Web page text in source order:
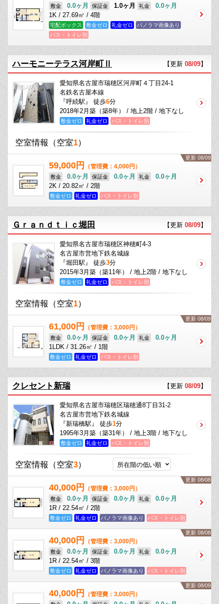
敷金 0.0ヶ月 保証金 1.0ヶ月 礼金
0.0ヶ月
1K / 27.69㎡ / 4階
宅配ボックス 敷金ゼロ 礼金ゼロ
パノラマ画像あり
バス・トイレ別
ハーモニーテラス河岸町Ⅱ 【更新 08/09】
愛知県名古屋市瑞穂区河岸町４丁目24-1
名鉄名古屋本線
『呼続駅』 徒歩6分
2018年2月築（築8年） / 地上2階 / 地下なし
敷金ゼロ 礼金ゼロ バス・トイレ別
空室情報 （空室1）
更新 08/09
59,000円 （管理費：4,000円）
敷金 0.0ヶ月 保証金 0.0ヶ月 礼金
0.0ヶ月
2K / 20.82㎡ / 2階
敷金ゼロ 礼金ゼロ バス・トイレ別
Ｇｒａｎｄｔｉｃ堀田 【更新 08/09】
愛知県名古屋市瑞穂区神穂町4-3
名古屋市営地下鉄名城線
『堀田駅』 徒歩3分
2015年3月築（築11年） / 地上2階 / 地下なし
敷金ゼロ 礼金ゼロ バス・トイレ別
空室情報 （空室1）
更新 08/09
61,000円 （管理費：3,000円）
敷金 0.0ヶ月 保証金 0.0ヶ月 礼金
0.0ヶ月
1LDK / 31.26㎡ / 1階
敷金ゼロ 礼金ゼロ バス・トイレ別
クレセント新瑞 【更新 08/09】
愛知県名古屋市瑞穂区瑞穂通8丁目31-2
名古屋市営地下鉄名城線
『新瑞橋駅』 徒歩1分
1995年3月築（築31年） / 地上3階 / 地下なし
敷金ゼロ 礼金ゼロ バス・トイレ別
空室情報 （空室3）
更新 08/08
40,000円 （管理費：3,000円）
敷金 0.0ヶ月 保証金 0.0ヶ月 礼金
0.0ヶ月
1R / 22.54㎡ / 2階
敷金ゼロ 礼金ゼロ パノラマ画像あり バス・トイレ別
更新 08/08
40,000円 （管理費：3,000円）
敷金 0.0ヶ月 保証金 0.0ヶ月 礼金
0.0ヶ月
1R / 22.54㎡ / 3階
敷金ゼロ 礼金ゼロ パノラマ画像あり バス・トイレ別
更新 08/09
40,000円 （管理費：3,000円）